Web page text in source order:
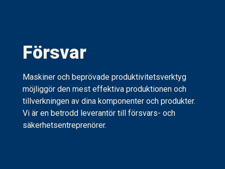
Försvar
Maskiner och beprövade produktivitetsverktyg
möjliggör den mest effektiva produktionen och
tillverkningen av dina komponenter och produkter.
Vi är en betrodd leverantör till försvars- och
säkerhetsentreprenörer.